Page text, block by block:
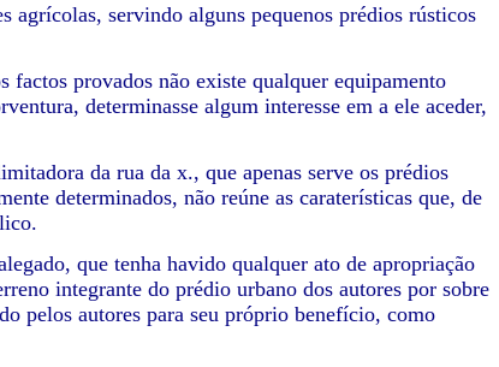
agrícolas, servindo alguns pequenos prédios rústicos
provados não existe qualquer equipamento
determinasse algum interesse em a ele aceder,
da rua da x., que apenas serve os prédios
determinados, não reúne as caraterísticas que, de
que tenha havido qualquer ato de apropriação
integrante do prédio urbano dos autores por sobre
pelos autores para seu próprio benefício, como